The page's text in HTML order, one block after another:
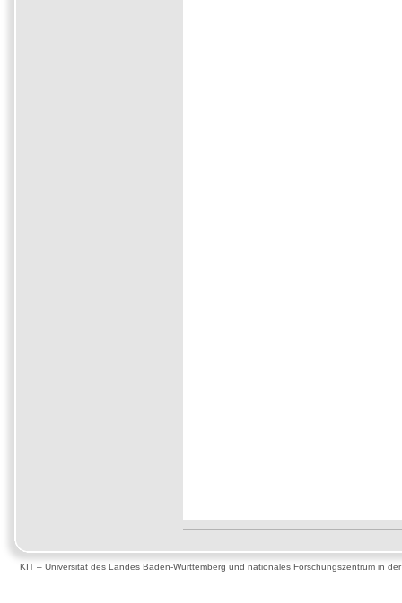
KIT – Universität des Landes Baden-Württemberg und nationales Forschungszentrum in